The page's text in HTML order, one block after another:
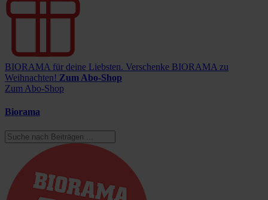
BIORAMA für deine Liebsten. Verschenke BIORAMA zu
Weihnachten! Zum Abo-Shop
Zum Abo-Shop
Biorama